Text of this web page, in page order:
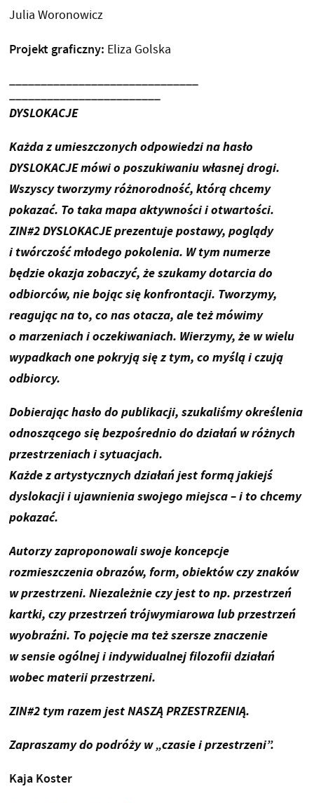
Julia Woronowicz
Projekt graficzny: Eliza Golska
______________________________
________________________
DYSLOKACJE
Każda z umieszczonych odpowiedzi na hasło
DYSLOKACJE mówi o poszukiwaniu własnej drogi.
Wszyscy tworzymy różnorodność, którą chcemy
pokazać. To taka mapa aktywności i otwartości.
ZIN#2 DYSLOKACJE prezentuje postawy, poglądy
i twórczość młodego pokolenia. W tym numerze
będzie okazja zobaczyć, że szukamy dotarcia do
odbiorców, nie bojąc się konfrontacji. Tworzymy,
reagując na to, co nas otacza, ale też mówimy
o marzeniach i oczekiwaniach. Wierzymy, że w wielu
wypadkach one pokryją się z tym, co myślą i czują
odbiorcy.
Dobierając hasło do publikacji, szukaliśmy określenia
odnoszącego się bezpośrednio do działań w różnych
przestrzeniach i sytuacjach.
Każde z artystycznych działań jest formą jakiejś
dyslokacji i ujawnienia swojego miejsca – i to chcemy
pokazać.
Autorzy zaproponowali swoje koncepcje
rozmieszczenia obrazów, form, obiektów czy znaków
w przestrzeni. Niezależnie czy jest to np. przestrzeń
kartki, czy przestrzeń trójwymiarowa lub przestrzeń
wyobraźni. To pojęcie ma też szersze znaczenie
w sensie ogólnej i indywidualnej filozofii działań
wobec materii przestrzeni.
ZIN#2 tym razem jest NASZĄ PRZESTRZENIĄ.
Zapraszamy do podróży w „czasie i przestrzeni”.
Kaja Koster